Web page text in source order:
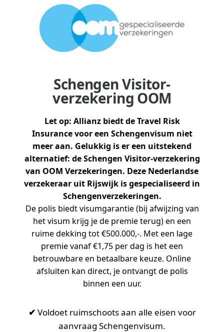
Schengen Visitor-
verzekering OOM
Let op: Allianz biedt de Travel Risk
Insurance voor een Schengenvisum niet
meer aan. Gelukkig is er een uitstekend
alternatief: de Schengen Visitor-verzekering
van OOM Verzekeringen. Deze Nederlandse
verzekeraar uit Rijswijk is gespecialiseerd in
Schengenverzekeringen.
De polis biedt visumgarantie (bij afwijzing van
het visum krijg je de premie terug) en een
ruime dekking tot €500.000,-. Met een lage
premie vanaf €1,75 per dag is het een
betrouwbare en betaalbare keuze. Online
afsluiten kan direct, je ontvangt de polis
binnen een uur.
✔ Voldoet ruimschoots aan alle eisen voor
aanvraag Schengenvisum.